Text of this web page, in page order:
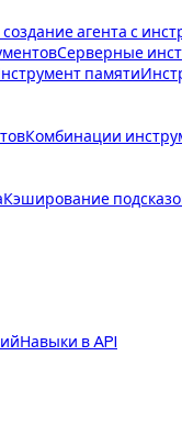
создание агента с
Серверные
памяти
Комбинации
Кэширование
Навыки в API